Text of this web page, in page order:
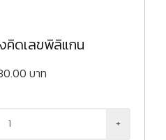
คิดเลขพิลิแกน
บาท
+